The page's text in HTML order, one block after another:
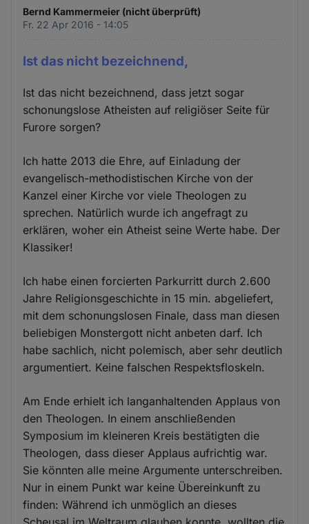
Bernd Kammermeier (nicht überprüft)
Fr. 22 Apr 2016 - 14:05
Ist das nicht bezeichnend,
Ist das nicht bezeichnend, dass jetzt sogar
schonungslose Atheisten auf religiöser Seite für
Furore sorgen?
Ich hatte 2013 die Ehre, auf Einladung der
evangelisch-methodistischen Kirche von der
Kanzel einer Kirche vor viele Theologen zu
sprechen. Natürlich wurde ich angefragt zu
erklären, woher ein Atheist seine Werte habe. Der
Klassiker!
Ich habe einen forcierten Parkurritt durch 2.600
Jahre Religionsgeschichte in 15 min. abgeliefert,
mit dem schonungslosen Finale, dass man diesen
beliebigen Monstergott nicht anbeten darf. Ich
habe sachlich, nicht polemisch, aber sehr deutlich
argumentiert. Keine falschen Respektsfloskeln.
Am Ende erhielt ich langanhaltenden Applaus von
den Theologen. In einem anschließenden
Symposium im kleineren Kreis bestätigten die
Theologen, dass dieser Applaus aufrichtig war.
Sie könnten alle meine Argumente unterschreiben.
Nur in einem Punkt war keine Übereinkunft zu
finden: Während ich unmöglich an dieses